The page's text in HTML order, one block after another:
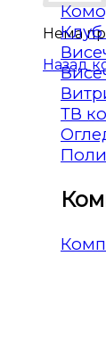
Нема
Назад
ТВ